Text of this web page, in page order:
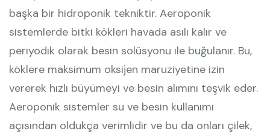
başka bir hidroponik tekniktir. Aeroponik
sistemlerde bitki kökleri havada asılı kalır ve
periyodik olarak besin solüsyonu ile buğulanır. Bu,
köklere maksimum oksijen maruziyetine izin
vererek hızlı büyümeyi ve besin alımını teşvik eder.
Aeroponik sistemler su ve besin kullanımı
açısından oldukça verimlidir ve bu da onları çilek,